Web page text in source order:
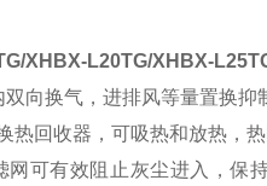
XHBX-L20TG/XHBX-
双向换气，进排风等量置换抑
热回收器，可吸热和放热，
网可有效阻止灰尘进入，保